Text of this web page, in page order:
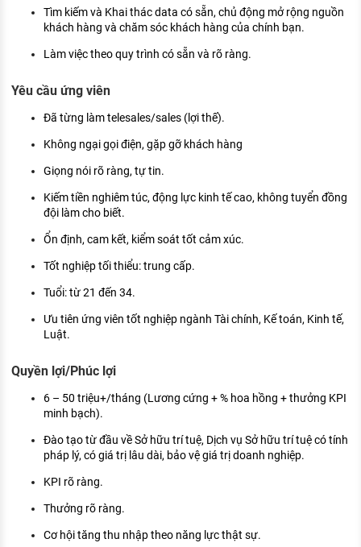
HƯỚNG NGHIỆP VIỆC LÀM
Đặc trưng từng nghề
XÂY DỰNG VÀ PHÁT TRIỂN ĐỘI NGŨ
NHÂN SỰ
TUYỂN DỤNG VIỆC LÀM
Tìm kiếm và Khai thác data có sẵn, chủ động mở rộng nguồn
khách hàng và chăm sóc khách hàng của chính bạn.
Làm việc theo quy trình có sẵn và rõ ràng.
Yêu cầu ứng viên
Đã từng làm telesales/sales (lợi thế).
Không ngại gọi điện, gặp gỡ khách hàng
Giọng nói rõ ràng, tự tin.
Kiếm tiền nghiêm túc, động lực kinh tế cao, không tuyển đồng
đội làm cho biết.
Ổn định, cam kết, kiểm soát tốt cảm xúc.
Tốt nghiệp tối thiểu: trung cấp.
Tuổi: từ 21 đến 34.
Ưu tiên ứng viên tốt nghiệp ngành Tài chính, Kế toán, Kinh tế,
Luật.
Quyền lợi/Phúc lợi
6 – 50 triệu+/tháng (Lương cứng + % hoa hồng + thưởng KPI
minh bạch).
Đào tạo từ đầu về Sở hữu trí tuệ, Dịch vụ Sở hữu trí tuệ có tính
pháp lý, có giá trị lâu dài, bảo vệ giá trị doanh nghiệp.
KPI rõ ràng.
Thưởng rõ ràng.
Cơ hội tăng thu nhập theo năng lực thật sự.